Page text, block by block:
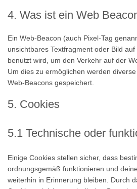
4. Was ist ein Web
Ein Web-Beacon (auch Pixel-Tag
unsichtbares Textfragment oder Bild
benutzt wird, um den Verkehr auf der
Um dies zu ermöglichen werden
Web-Beacons gespeichert.
5. Cookies
5.1 Technische oder
Einige Cookies stellen sicher, dass
ordnungsgemäß funktionieren und
weiterhin in Erinnerung bleiben. Durch